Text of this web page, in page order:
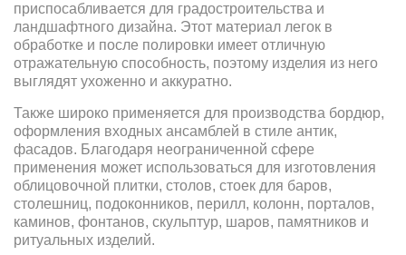
приспосабливается для градостроительства и
ландшафтного дизайна. Этот материал легок в
обработке и после полировки имеет отличную
отражательную способность, поэтому изделия из него
выглядят ухоженно и аккуратно.
Также широко применяется для производства бордюр,
оформления входных ансамблей в стиле антик,
фасадов. Благодаря неограниченной сфере
применения может использоваться для изготовления
облицовочной плитки, столов, стоек для баров,
столешниц, подоконников, перилл, колонн, порталов,
каминов, фонтанов, скульптур, шаров, памятников и
ритуальных изделий.